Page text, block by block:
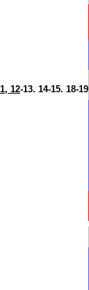
12-13. 14-15. 18-19